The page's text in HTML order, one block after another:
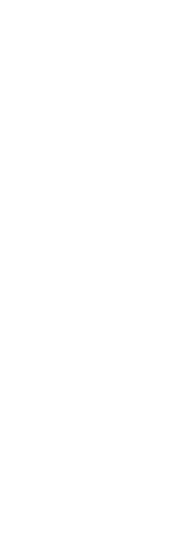
intellettuale e
perseguitare,
altri o
inclusi audio,
ecc.;
per scopi
per scopi diversi
nel CLS o
per i
accessibili a,
non familiari
con l’Utente e i
essere accessibili
persone che non
della Piccola
contenuto con
elevato di